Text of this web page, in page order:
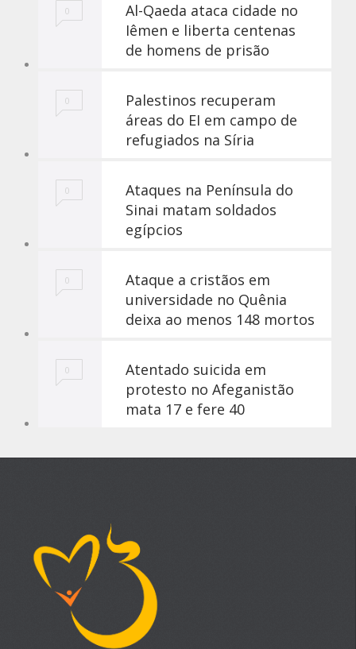
0
Al-Qaeda ataca cidade no
Iêmen e liberta centenas
de homens de prisão
0
Palestinos recuperam
áreas do EI em campo de
refugiados na Síria
0
Ataques na Península do
Sinai matam soldados
egípcios
0
Ataque a cristãos em
universidade no Quênia
deixa ao menos 148 mortos
0
Atentado suicida em
protesto no Afeganistão
mata 17 e fere 40